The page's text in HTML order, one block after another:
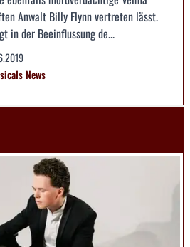
Anwalt Billy Flynn vertreten lässt.
in der Beeinflussung de...
News